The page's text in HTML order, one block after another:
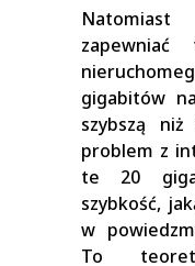
gigabitów
szybszą
problem z
te 20
szybkość,
w
To